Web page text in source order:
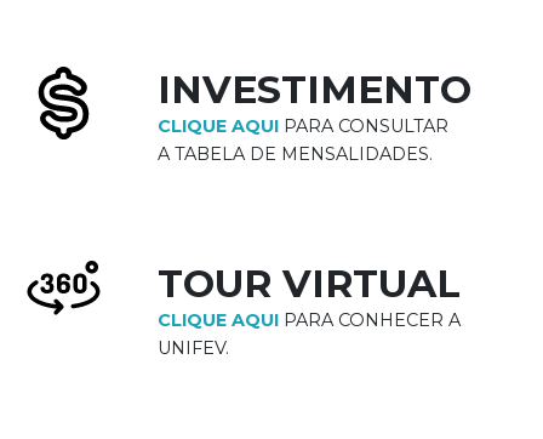
INVESTIMENTO
CLIQUE AQUI PARA CONSULTAR
A TABELA DE MENSALIDADES.
TOUR VIRTUAL
CLIQUE AQUI PARA CONHECER A
UNIFEV.